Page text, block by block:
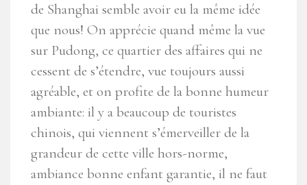
de Shanghai semble avoir eu la même idée
que nous! On apprécie quand même la vue
sur Pudong, ce quartier des affaires qui ne
cessent de s’étendre, vue toujours aussi
agréable, et on profite de la bonne humeur
ambiante: il y a beaucoup de touristes
chinois, qui viennent s’émerveiller de la
grandeur de cette ville hors-norme,
ambiance bonne enfant garantie, il ne faut